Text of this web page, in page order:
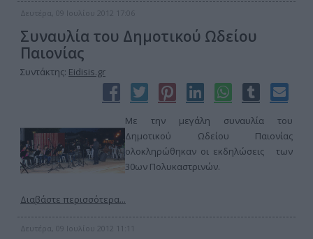
Δευτέρα, 09 Ιουλίου 2012 17:06
Συναυλία του Δημοτικού Ωδείου
Παιονίας
Συντάκτης: Eidisis.gr
Με την μεγάλη συναυλία του
Δημοτικού Ωδείου Παιονίας
ολοκληρώθηκαν οι εκδηλώσεις των
30ων Πολυκαστρινών.
Διαβάστε περισσότερα...
Δευτέρα, 09 Ιουλίου 2012 11:11